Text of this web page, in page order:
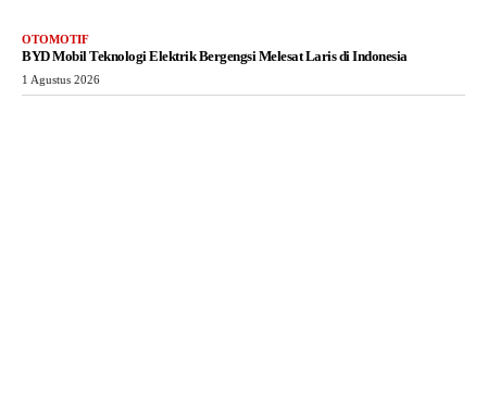
OTOMOTIF
BYD Mobil Teknologi Elektrik Bergengsi Melesat Laris di Indonesia
1 Agustus 2026